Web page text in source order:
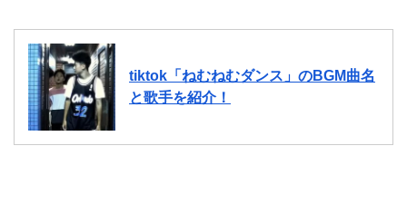
tiktok「ねむねむダンス」のBGM曲名
と歌手を紹介！